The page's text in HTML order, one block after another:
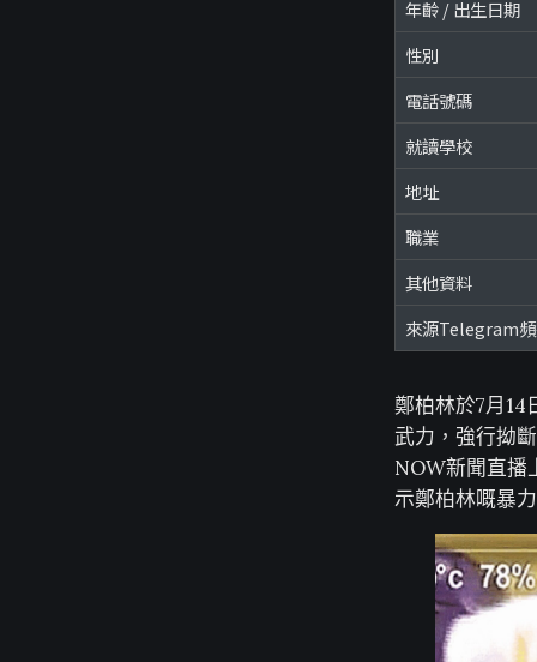
年齡 / 出生日期
性別
電話號碼
就讀學校
地址
職業
其他資料
來源Telegram
鄭柏林於7月
武力，強行拗
NOW新聞直播
示鄭柏林嘅暴